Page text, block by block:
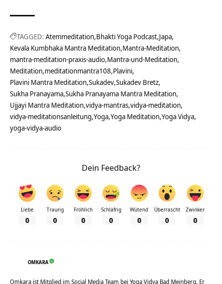
TAGGED: Atemmeditation Bhakti Yoga Podcast Japa
Kevala Kumbhaka Mantra Meditation Mantra-Meditation
mantra-meditation-praxis-audio Mantra-und-Meditation
Meditation meditationmantra108 Plavini
Plavini Mantra Meditation Sukadev Sukadev Bretz
Sukha Pranayama Sukha Pranayama Mantra Meditation
Ujjayi Mantra Meditation vidya-mantras vidya-meditation
vidya-meditationsanleitung Yoga Yoga Meditation Yoga Vidya
yoga-vidya-audio
Dein Feedback?
Liebe
0
Traurig
0
Fröhlich
0
Schläfrig
0
Wütend
0
Überrascht
0
Zwinker
0
OMKARA
Omkara ist Mitglied im Social Media Team bei Yoga Vidya Bad Meinberg. Er